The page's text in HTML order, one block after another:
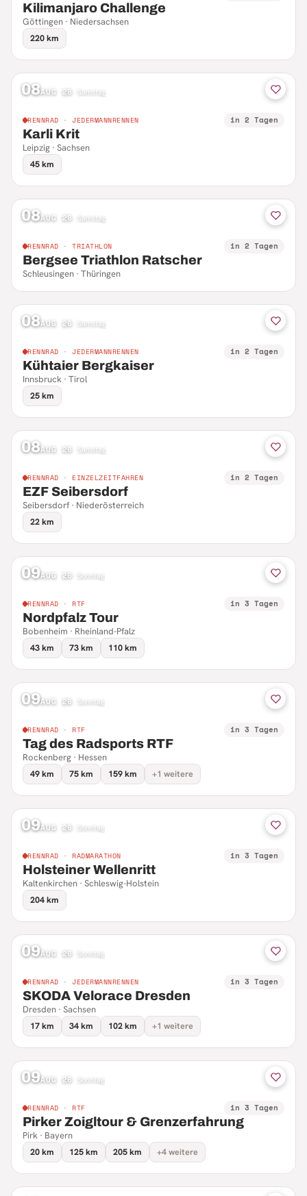
Kilimanjaro Challenge
Göttingen · Niedersachsen
220 km
08AUG 26 Samstag
RENNRAD · JEDERMANNRENNEN in 2 Tagen
Karli Krit
Leipzig · Sachsen
45 km
08AUG 26 Samstag
RENNRAD · TRIATHLON in 2 Tagen
Bergsee Triathlon Ratscher
Schleusingen · Thüringen
08AUG 26 Samstag
RENNRAD · JEDERMANNRENNEN in 2 Tagen
Kühtaier Bergkaiser
Innsbruck · Tirol
25 km
08AUG 26 Samstag
RENNRAD · EINZELZEITFAHREN in 2 Tagen
EZF Seibersdorf
Seibersdorf · Niederösterreich
22 km
09AUG 26 Sonntag
RENNRAD · RTF in 3 Tagen
Nordpfalz Tour
Bobenheim · Rheinland-Pfalz
43 km
73 km 110 km
09AUG 26 Sonntag
RENNRAD · RTF in 3 Tagen
Tag des Radsports RTF
Rockenberg · Hessen
49 km
75 km 159 km +1 weitere
09AUG 26 Sonntag
RENNRAD · RADMARATHON in 3 Tagen
Holsteiner Wellenritt
Kaltenkirchen · Schleswig-Holstein
204 km
09AUG 26 Sonntag
RENNRAD · JEDERMANNRENNEN in 3 Tagen
SKODA Velorace Dresden
Dresden · Sachsen
17 km
34 km 102 km +1 weitere
09AUG 26 Sonntag
RENNRAD · RTF in 3 Tagen
Pirker Zoigltour & Grenzerfahrung
Pirk · Bayern
20 km
125 km 205 km +4 weitere